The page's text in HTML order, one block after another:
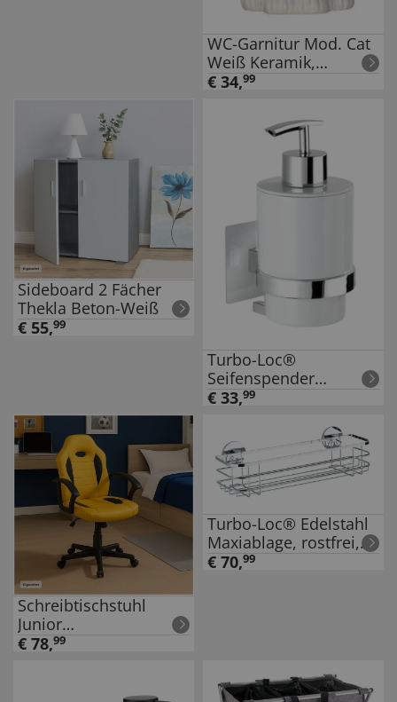
WC-Garnitur Mod. Cat
Weiß Keramik,
Bürstenkopf
€ 34,99
Sideboard 2 Fächer
Thekla Beton-Weiß
€ 55,99
Turbo-Loc®
Seifenspender
Quadro, Befestigen
€ 33,99
Schreibtischstuhl
Junior
höhenverstellbar
€ 78,99
Turbo-Loc® Edelstahl
Maxiablage, rostfrei,
Befestigen ohne
€ 70,99